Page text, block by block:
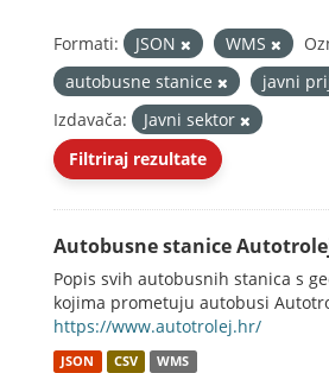
Formati: JSON WMS
autobusne stanice
javni
Izdavača:
Javni sektor
Filtriraj rezultate
Autobusne stanice
Popis svih autobusnih stanica s
kojima prometuju autobusi
https://www.autotrolej.hr/
JSON CSV WMS